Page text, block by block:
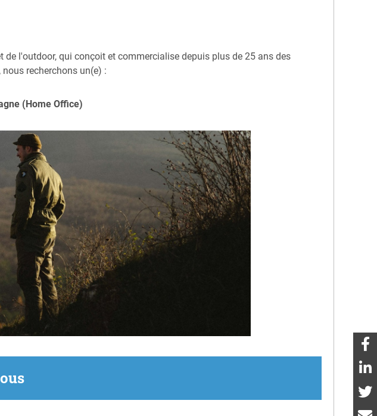
l'outdoor, qui conçoit et commercialise depuis plus de 25 ans des
recherchons un(e) :
(Home Office)